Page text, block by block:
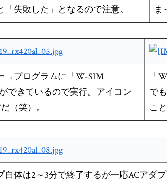
失敗した」となるので注意。
ま
→プログラムに「W-SIM
できているので実行。アイコン
（笑）。
「
で
こ
自体は2～3分で終了するが一応ACアダ